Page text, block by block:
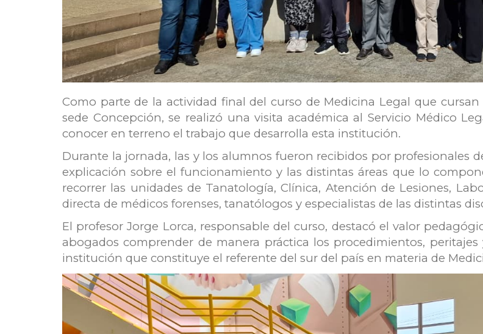
Como parte de la actividad final del curso de Medicina Legal que
sede Concepción, se realizó una visita académica al Servicio Médico
conocer en terreno el trabajo que desarrolla esta institución.
Durante la jornada, las y los alumnos fueron recibidos por profesionales
explicación sobre el funcionamiento y las distintas áreas que lo
recorrer las unidades de Tanatología, Clínica, Atención de Lesiones,
directa de médicos forenses, tanatólogos y especialistas de las distintas
El profesor Jorge Lorca, responsable del curso, destacó el valor
abogados comprender de manera práctica los procedimientos,
institución que constituye el referente del sur del país en materia de